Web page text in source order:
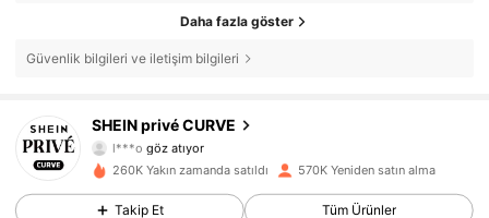
Daha fazla göster
Güvenlik bilgileri ve iletişim bilgileri
SHEIN privé CURVE
l***ogöz atıyor
4,83
240K Takipçiler
4,83 240K Takipçiler
260K Yakın zamanda satıldı 570K Yeniden satın alma
Takip Et Tüm Ürünler